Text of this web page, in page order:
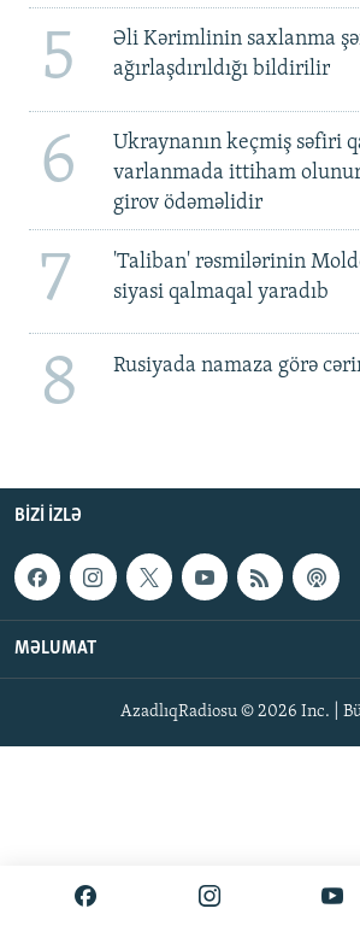
5
Əli Kərimlinin saxlanma
ağırlaşdırıldığı bildirilir
6
Ukraynanın keçmiş səfiri
varlanmada ittiham
girov ödəməlidir
7
'Taliban' rəsmilərinin
siyasi qalmaqal yaradıb
8 Rusiyada namaza görə
BIZI IZLƏ
MƏLUMAT
AzadlıqRadiosu © 2026 Inc. |